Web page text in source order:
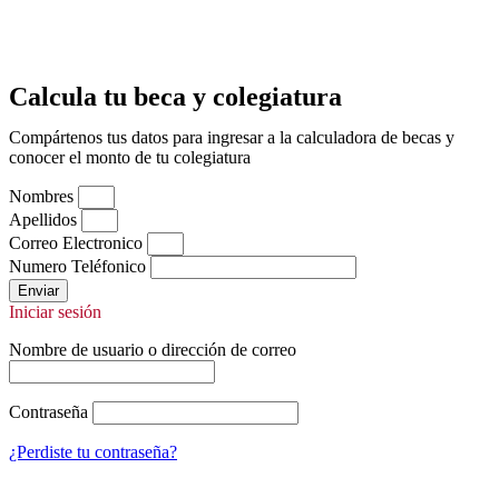
Calcula tu beca y colegiatura
Compártenos tus datos para ingresar a la calculadora de becas y
conocer el monto de tu colegiatura
Nombres
Apellidos
Correo Electronico
Numero Teléfonico
Enviar
Iniciar sesión
Nombre de usuario o dirección de correo
Contraseña
¿Perdiste tu contraseña?